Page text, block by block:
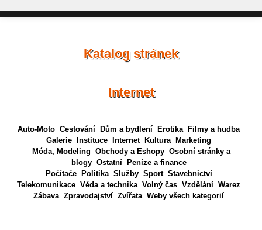
Katalog stránek
Internet
Auto-Moto Cestování Dům a bydlení Erotika
Filmy a hudba
Galerie
Instituce Internet Kultura
Marketing
Móda, Modeling Obchody a Eshopy Osobní stránky a
blogy Ostatní
Peníze a finance
Počítače
Politika Služby Sport Stavebnictví
Telekomunikace Věda a technika Volný čas Vzdělání Warez
Zábava Zpravodajství Zvířata Weby všech kategorií